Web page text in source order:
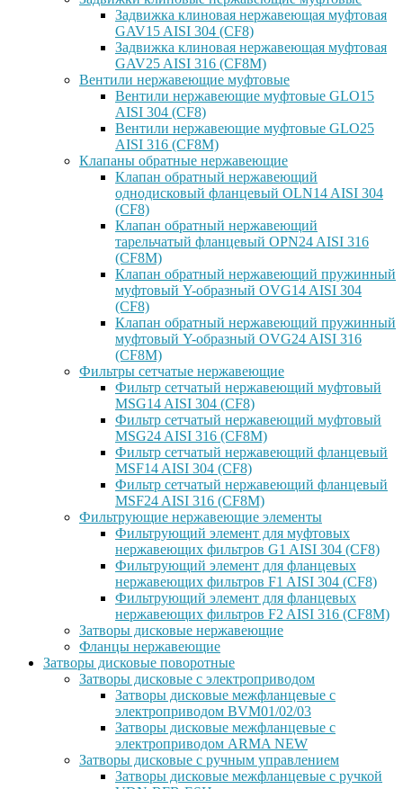
Задвижка клиновая нержавеющая муфтовая
GAV15 AISI 304 (CF8)
Задвижка клиновая нержавеющая муфтовая
GAV25 AISI 316 (CF8M)
Вентили нержавеющие муфтовые
Вентили нержавеющие муфтовые GLO15
AISI 304 (CF8)
Вентили нержавеющие муфтовые GLO25
AISI 316 (CF8M)
Клапаны обратные нержавеющие
Клапан обратный нержавеющий
однодисковый фланцевый OLN14 AISI 304
(CF8)
Клапан обратный нержавеющий
тарельчатый фланцевый OPN24 AISI 316
(CF8M)
Клапан обратный нержавеющий пружинный
муфтовый Y-образный OVG14 AISI 304
(CF8)
Клапан обратный нержавеющий пружинный
муфтовый Y-образный OVG24 AISI 316
(CF8М)
Фильтры сетчатые нержавеющие
Фильтр сетчатый нержавеющий муфтовый
MSG14 AISI 304 (CF8)
Фильтр сетчатый нержавеющий муфтовый
MSG24 AISI 316 (CF8M)
Фильтр сетчатый нержавеющий фланцевый
MSF14 AISI 304 (CF8)
Фильтр сетчатый нержавеющий фланцевый
MSF24 AISI 316 (CF8M)
Фильтрующие нержавеющие элементы
Фильтрующий элемент для муфтовых
нержавеющих фильтров G1 AISI 304 (CF8)
Фильтрующий элемент для фланцевых
нержавеющих фильтров F1 AISI 304 (CF8)
Фильтрующий элемент для фланцевых
нержавеющих фильтров F2 AISI 316 (CF8M)
Затворы дисковые нержавеющие
Фланцы нержавеющие
Затворы дисковые поворотные
Затворы дисковые с электроприводом
Затворы дисковые межфланцевые с
электроприводом BVM01/02/03
Затворы дисковые межфланцевые с
электроприводом ARMA NEW
Затворы дисковые с ручным управлением
Затворы дисковые межфланцевые с ручкой